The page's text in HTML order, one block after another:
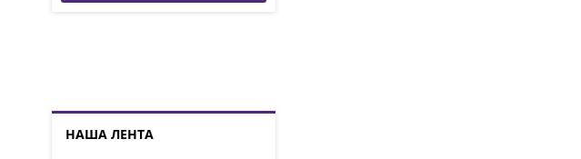
НАША ЛЕНТА